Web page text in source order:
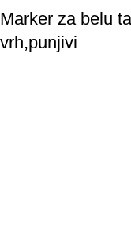
Marker za belu
vrh,punjivi